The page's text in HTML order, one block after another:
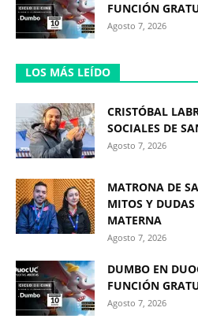
FUNCIÓN
Agosto 7, 2026
LOS MÁS LEÍDO
CRISTÓBAL
SOCIALES DE
Agosto 7, 2026
MATRONA DE
MITOS Y
MATERNA
Agosto 7, 2026
DUMBO EN
FUNCIÓN
Agosto 7, 2026